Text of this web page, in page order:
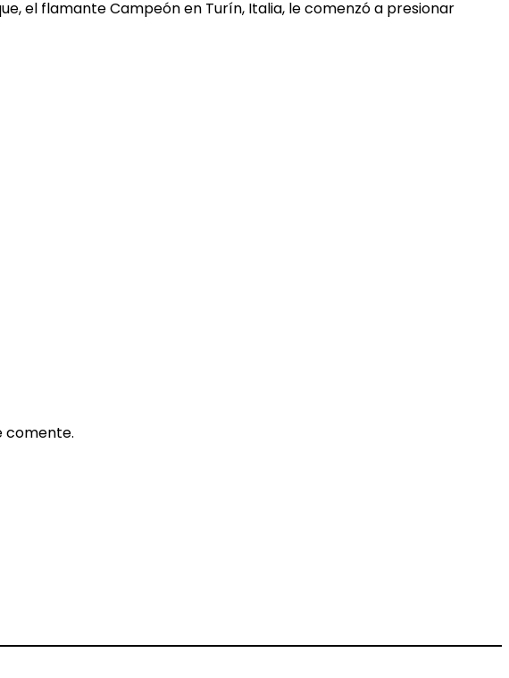
el flamante Campeón en Turín, Italia, le comenzó a presionar
comente.